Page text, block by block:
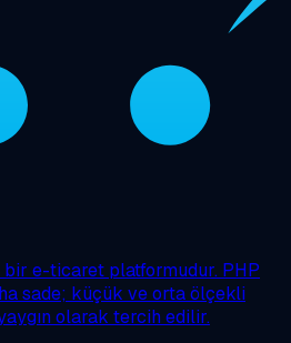
bir e-ticaret platformudur. PHP
sade; küçük ve orta ölçekli
olarak tercih edilir.